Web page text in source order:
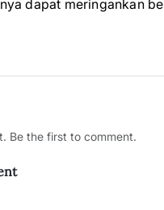
dapat meringankan
Be the first to comment.